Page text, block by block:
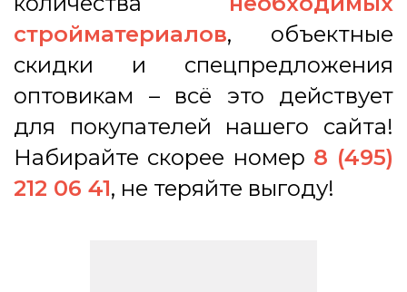
стройматериалов, объектные
скидки и спецпредложения
оптовикам – всё это действует
для покупателей нашего сайта!
Набирайте скорее номер 8 (495)
212 06 41, не теряйте выгоду!